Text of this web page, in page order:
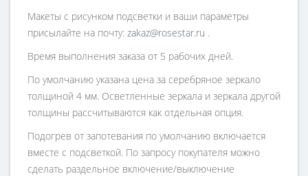
Макеты с рисунком подсветки и ваши параметры
присылайте на почту: zakaz@rosestar.ru .
Время выполнения заказа от 5 рабочих дней.
По умолчанию указана цена за серебряное зеркало
толщиной 4 мм. Осветленные зеркала и зеркала другой
толщины рассчитываются как отдельная опция.
Подогрев от запотевания по умолчанию включается
вместе с подсветкой. По запросу покупателя можно
сделать раздельное включение/выключение